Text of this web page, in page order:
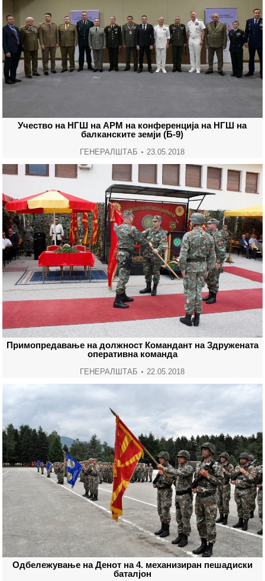
Учество на НГШ на АРМ на конференција на НГШ на
балканските земји (Б-9)
ГЕНЕРАЛШТАБ 23.05.2018
Примопредавање на должност Командант на Здружената
оперативна команда
ГЕНЕРАЛШТАБ 22.05.2018
Одбележување на Денот на 4. механизиран пешадиски
баталјон